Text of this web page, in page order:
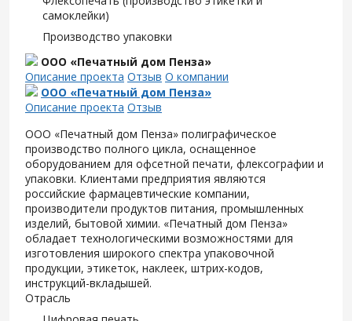
самоклейки)
Производство упаковки
ООО «Печатный дом Пенза»
Описание проекта Отзыв О компании
ООО «Печатный дом Пенза»
Описание проекта Отзыв
ООО «Печатный дом Пенза» полиграфическое
производство полного цикла, оснащенное
оборудованием для офсетной печати, флексографии и
упаковки. Клиентами предприятия являются
российские фармацевтические компании,
производители продуктов питания, промышленных
изделий, бытовой химии. «Печатный дом Пенза»
обладает технологическими возможностями для
изготовления широкого спектра упаковочной
продукции, этикеток, наклеек, штрих-кодов,
инструкций-вкладышей.
Отрасль